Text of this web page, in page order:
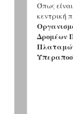
Όπως
κεντρική
Δρομέων